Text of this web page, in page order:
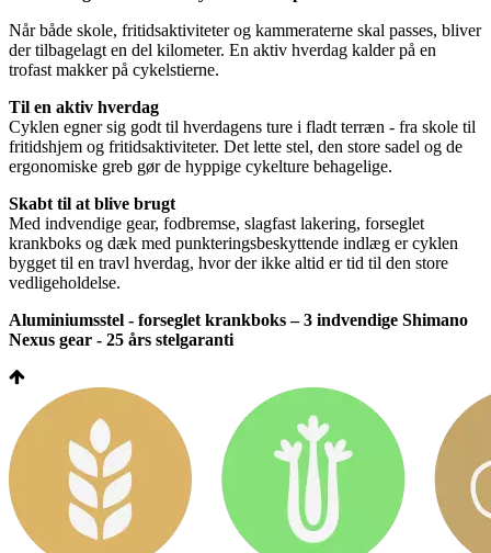
Når både skole, fritidsaktiviteter og kammeraterne skal passes, bliver
der tilbagelagt en del kilometer. En aktiv hverdag kalder på en
trofast makker på cykelstierne.
Til en aktiv hverdag
Cyklen egner sig godt til hverdagens ture i fladt terræn - fra skole til
fritidshjem og fritidsaktiviteter. Det lette stel, den store sadel og de
ergonomiske greb gør de hyppige cykelture behagelige.
Skabt til at blive brugt
Med indvendige gear, fodbremse, slagfast lakering, forseglet
krankboks og dæk med punkteringsbeskyttende indlæg er cyklen
bygget til en travl hverdag, hvor der ikke altid er tid til den store
vedligeholdelse.
Aluminiumsstel - forseglet krankboks – 3 indvendige Shimano
Nexus gear - 25 års stelgaranti